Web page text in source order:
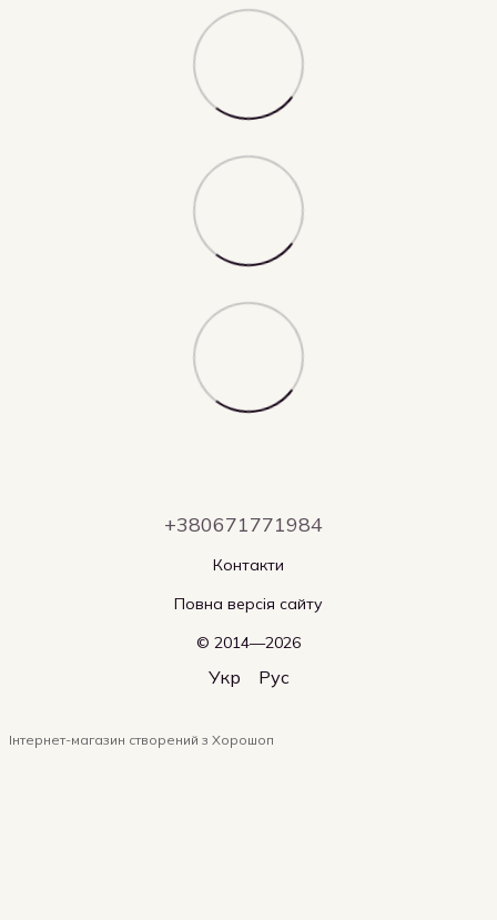
+380671771984
Контакти
Повна версія сайту
© 2014—2026
Укр Рус
Інтернет-магазин створений з Хорошоп